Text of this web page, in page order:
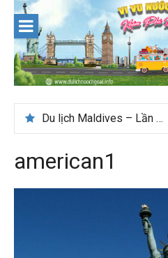
content
Du lịch Maldives – Lần đầu nên đi đâu, chơi gì?
american1